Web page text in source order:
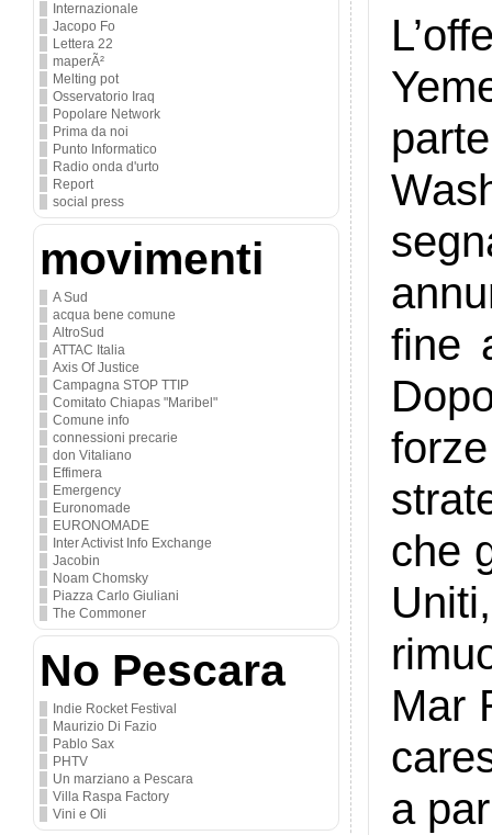
Internazionale
Jacopo Fo
Lettera 22
maperÃ²
Melting pot
Osservatorio Iraq
Popolare Network
Prima da noi
Punto Informatico
Radio onda d'urto
Report
social press
movimenti
A Sud
acqua bene comune
AltroSud
ATTAC Italia
Axis Of Justice
Campagna STOP TTIP
Comitato Chiapas "Maribel"
Comune info
connessioni precarie
don Vitaliano
Effimera
Emergency
Euronomade
EURONOMADE
Inter Activist Info Exchange
Jacobin
Noam Chomsky
Piazza Carlo Giuliani
The Commoner
No Pescara
Indie Rocket Festival
Maurizio Di Fazio
Pablo Sax
PHTV
Un marziano a Pescara
Villa Raspa Factory
Vini e Oli
fine
che
Mar
a